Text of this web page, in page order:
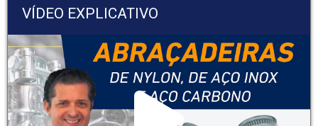
VÍDEO EXPLICATIVO